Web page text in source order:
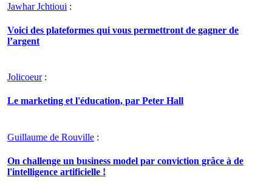
Jawhar Jchtioui :
Voici des plateformes qui vous permettront de gagner de
l’argent
Jolicoeur:
Le marketing et l'éducation, par Peter Hall
Guillaume de Rouville :
On challenge un business model par conviction grâce à de
l'intelligence artificielle !